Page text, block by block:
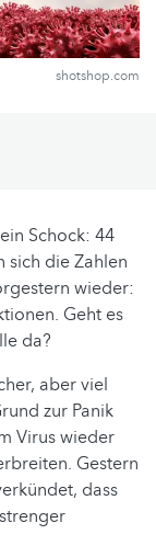
shotshop.com
Schock: 44
sich die Zahlen
wieder:
Geht es
da?
aber viel
zur Panik
Virus wieder
Gestern
dass